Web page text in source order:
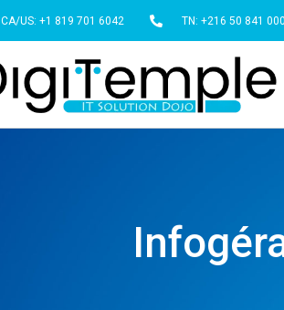
CA/US: +1 819 701 6042 TN: +216 50 841